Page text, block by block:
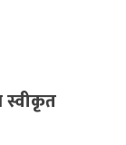
स्वीकृत